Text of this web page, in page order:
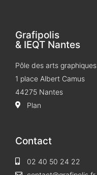
Grafipolis
& IEQT Nantes
Pôle des arts graphiques
1 place Albert Camus
44275 Nantes
Plan
Contact
02 40 50 24 22